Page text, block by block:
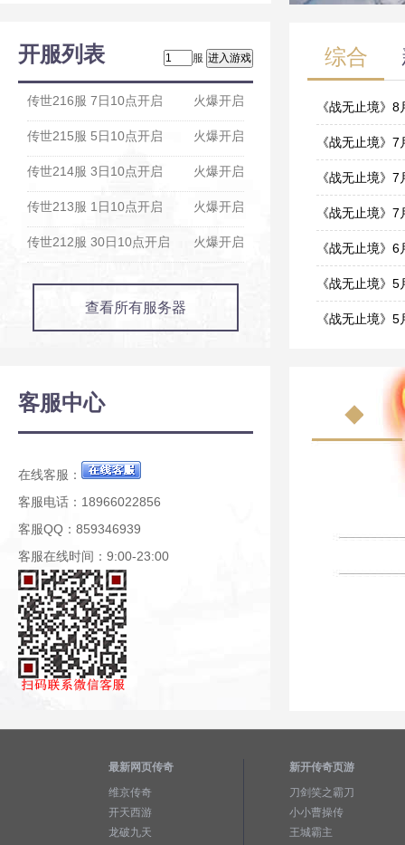
开服列表 服
火爆开启
传世216服 7日10点开启
火爆开启
传世215服 5日10点开启
火爆开启
传世214服 3日10点开启
火爆开启
传世213服 1日10点开启
火爆开启
传世212服 30日10点开启
查看所有服务器
客服中心
在线客服：
客服电话：18966022856
客服QQ：859346939
客服在线时间：9:00-23:00
综合
《战无止境》
08-04
《战无止境》
07-28
《战无止境》
07-21
《战无止境》
06-30
《战无止境》
06-09
《战无止境》
05-26
《战无止境》
《战无止境》
《战无止境》
最新网页传奇
维京传奇
开天西游
龙破九天
新开传奇页游
刀剑笑之霸刀
小小曹操传
王城霸主